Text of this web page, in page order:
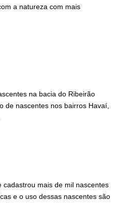
a natureza com mais
na bacia do Ribeirão
de nascentes nos bairros Havaí,
cadastrou mais de mil nascentes
e o uso dessas nascentes são